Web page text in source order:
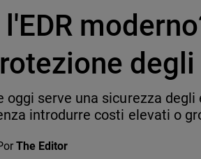
l'EDR
oggi serve una sicurezza
introdurre costi elevati o
The Editor